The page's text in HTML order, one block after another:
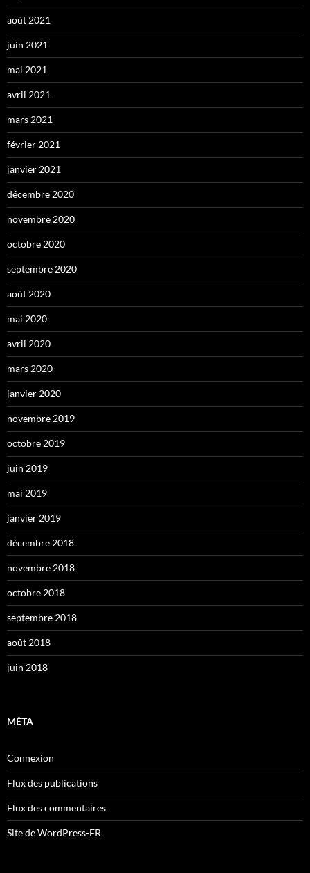
août 2021
juin 2021
mai 2021
avril 2021
mars 2021
février 2021
janvier 2021
décembre 2020
novembre 2020
octobre 2020
septembre 2020
août 2020
mai 2020
avril 2020
mars 2020
janvier 2020
novembre 2019
octobre 2019
juin 2019
mai 2019
janvier 2019
décembre 2018
novembre 2018
octobre 2018
septembre 2018
août 2018
juin 2018
MÉTA
Connexion
Flux des publications
Flux des commentaires
Site de WordPress-FR